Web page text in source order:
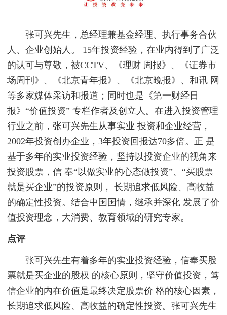
张可兴先生，总经理兼基金经理、执行事务合伙
人、企业创始人。 15年投资经验，在业内得到了广泛
的认可与尊敬，被CCTV、《理财 周报》、《证券市
场周刊》、《北京青年报》、《北京晚报》、和讯 网
等多家媒体采访和报道；同时也是《第一财经日
报》“价值投资” 专栏作者及创立人。在进入投资管理
行业之前，张可兴先生从事实业 投资和企业经营，
2002年投资创办企业，3年投资回报达70多倍。正 是
基于多年的实业投资经验，坚持以投资企业的视角来
投资股票，信 奉“以做实业的心态做投资”、“买股票
就是买企业”的投资原则， 长期追求低风险、高收益
的确定性投资。结合中国国情，继承并深化 发展了价
值投资理念，大消费、教育领域的研究专家。
点评
张可兴先生有着多年的实业投资经验，信奉买股
票就是买企业的股权 的核心原则，坚守价值投资，笃
信企业的内在价值是最终决定股票价 格的核心因素，
长期追求低风险、高收益的确定性投资。张可兴先生